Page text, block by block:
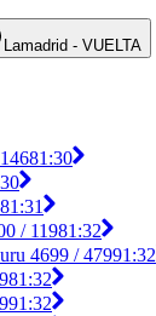
Lamadrid - VUELTA
1:30
1:31
/ 11981:32
4699 / 47991:32
1:32
1:32